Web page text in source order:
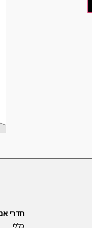
חדרי
כללי